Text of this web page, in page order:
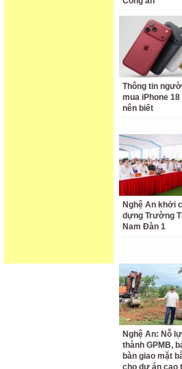
Thông tin
mua iPhone
nên biết
Nghệ An khởi
dựng Trường
Nam Đàn 1
Nghệ An: Nỗ
thành GPMB,
bàn giao mặt
cho dự án cao